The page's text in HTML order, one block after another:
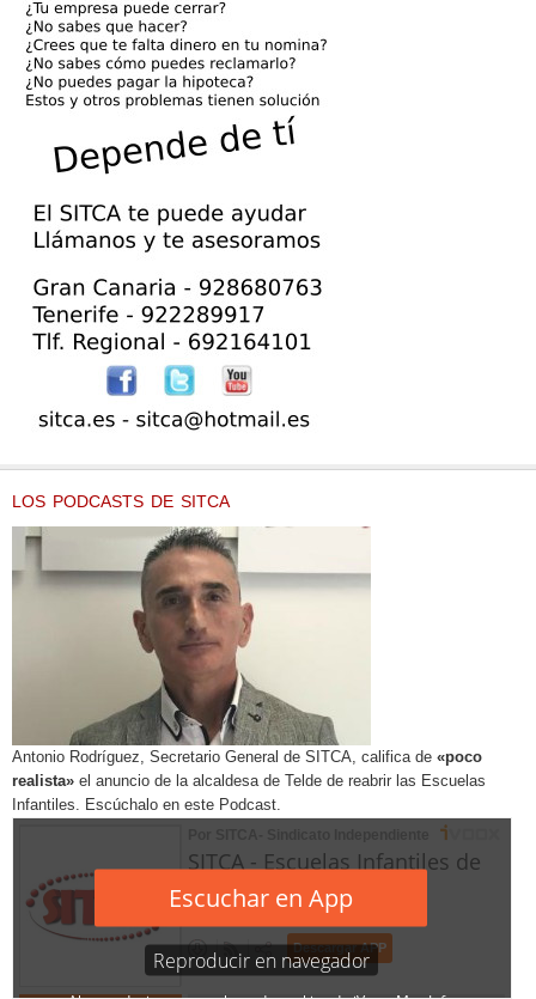
LOS PODCASTS DE SITCA
Antonio Rodríguez, Secretario General de SITCA, califica de «poco
realista» el anuncio de la alcaldesa de Telde de reabrir las Escuelas
Infantiles. Escúchalo en este Podcast.